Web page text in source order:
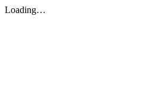
Loading…